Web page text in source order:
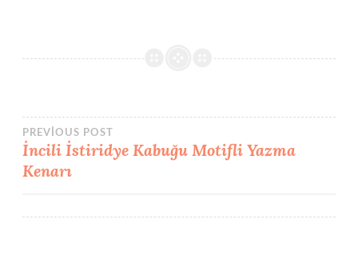
Yazı
gezinmesi
PREVIOUS POST
İncili İstiridye Kabuğu Motifli Yazma
Kenarı